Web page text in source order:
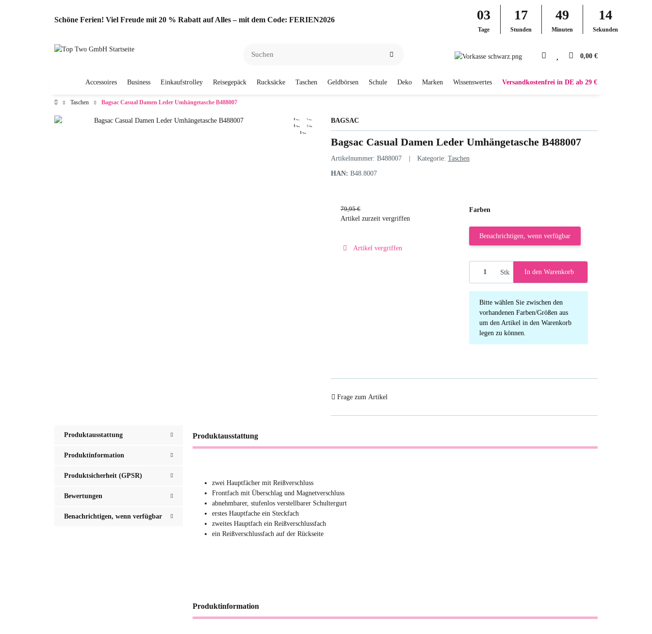
Schöne Ferien! Viel Freude mit 20 % Rabatt auf Alles – mit dem Code: FERIEN2026 03
Tage
17
Stunden
49
Minuten
13
Sekunden
0,00 €
Accessoires Business Einkaufstrolley Reisegepäck Rucksäcke Taschen Geldbörsen Schule Deko Marken Wissenswertes Versandkostenfrei in DE ab 29 €
Taschen Bagsac Casual Damen Leder Umhängetasche B488007
BAGSAC
Bagsac Casual Damen Leder Umhängetasche B488007
Artikelnummer: B488007 Kategorie: Taschen
HAN: B48.8007
79,95 €
Artikel zurzeit vergriffen
Artikel vergriffen
Farben
Benachrichtigen, wenn verfügbar
Stk In den Warenkorb
x
Bitte wählen Sie zwischen den
vorhandenen Farben/Größen aus
um den Artikel in den Warenkorb
legen zu können.
Frage zum Artikel
Produktausstattung
Produktinformation
Produktsicherheit (GPSR)
Bewertungen
Benachrichtigen, wenn verfügbar
Produktausstattung
zwei Hauptfächer mit Reißverschluss
Frontfach mit Überschlag und Magnetverschluss
abnehmbarer, stufenlos verstellbarer Schultergurt
erstes Hauptfache ein Steckfach
zweites Hauptfach ein Reißverschlussfach
ein Reißverschlussfach auf der Rückseite
Produktinformation